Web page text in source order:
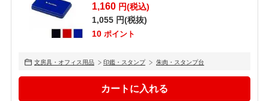
1,160円(税込)
1,055円(税抜)
10 ポイント
文房具・オフィス用品 印鑑・スタンプ 朱肉・スタンプ台